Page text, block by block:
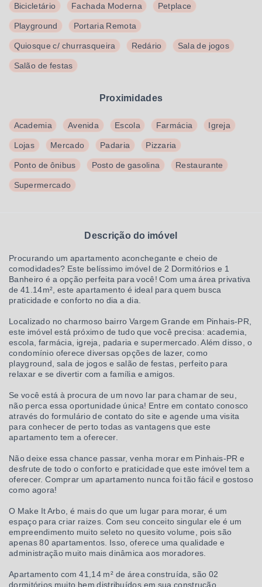
Bicicletário Fachada Moderna Petplace
Playground Portaria Remota
Quiosque c/ churrasqueira Redário Sala de jogos
Salão de festas
Proximidades
Academia Avenida Escola Farmácia Igreja
Lojas Mercado Padaria Pizzaria
Ponto de ônibus Posto de gasolina Restaurante
Supermercado
Descrição do imóvel
Procurando um apartamento aconchegante e cheio de
comodidades? Este belíssimo imóvel de 2 Dormitórios e 1
Banheiro é a opção perfeita para você! Com uma área privativa
de 41.14m², este apartamento é ideal para quem busca
praticidade e conforto no dia a dia.
Localizado no charmoso bairro Vargem Grande em Pinhais-PR,
este imóvel está próximo de tudo que você precisa: academia,
escola, farmácia, igreja, padaria e supermercado. Além disso, o
condomínio oferece diversas opções de lazer, como
playground, sala de jogos e salão de festas, perfeito para
relaxar e se divertir com a família e amigos.
Se você está à procura de um novo lar para chamar de seu,
não perca essa oportunidade única! Entre em contato conosco
através do formulário de contato do site e agende uma visita
para conhecer de perto todas as vantagens que este
apartamento tem a oferecer.
Não deixe essa chance passar, venha morar em Pinhais-PR e
desfrute de todo o conforto e praticidade que este imóvel tem a
oferecer. Comprar um apartamento nunca foi tão fácil e gostoso
como agora!
O Make It Arbo, é mais do que um lugar para morar, é um
espaço para criar raizes. Com seu conceito singular ele é um
empreendimento muito seleto no quesito volume, pois são
apenas 80 apartamentos. Isso, oferece uma qualidade e
administração muito mais dinâmica aos moradores.
Apartamento com 41,14 m² de área construída, são 02
dormitórios muito bem distribuídos em sua construção,